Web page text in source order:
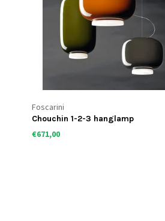
Foscarini
Buds 1 - 2 - 3 LED hanglamp
€813,00